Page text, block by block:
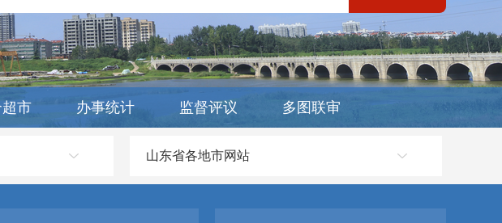
市 办事统计 监督评议 多图联审
山东省各地市网站